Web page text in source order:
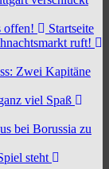
offen!
Startseite
ruft!
Zwei Kapitäne
viel Spaß
bei Borussia zu
steht